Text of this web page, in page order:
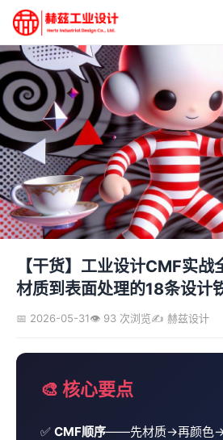
【干货】工业设计CMF实
材质到表面处理的18条设计
📅 2026-05-31👁️ 93 次浏览✍️ 赫兹设计
🎨 核心要点
✅ CMF顺序——先材质→再颜色→